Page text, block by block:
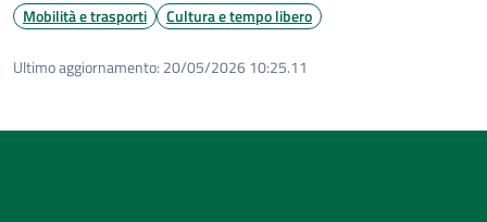
Mobilità e trasporti Cultura e tempo libero
Ultimo aggiornamento: 20/05/2026 10:25.11